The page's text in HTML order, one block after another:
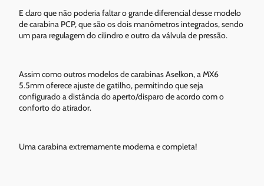
E claro que não poderia faltar o grande diferencial desse modelo
de carabina PCP, que são os dois manômetros integrados, sendo
um para regulagem do cilindro e outro da válvula de pressão.
Assim como outros modelos de carabinas Aselkon, a MX6
5.5mm oferece ajuste de gatilho, permitindo que seja
configurado a distância do aperto/disparo de acordo com o
conforto do atirador.
Uma carabina extremamente moderna e completa!